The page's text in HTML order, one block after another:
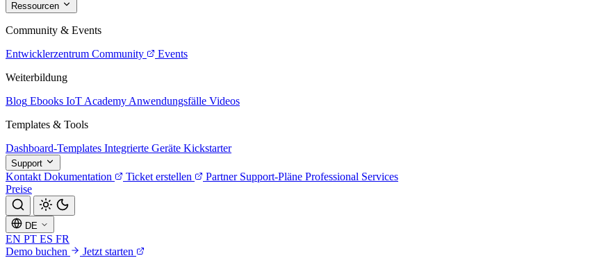
Ressourcen
Community & Events
Entwicklerzentrum Community
Events
Weiterbildung
Blog Ebooks IoT Academy Anwendungsfälle Videos
Templates & Tools
Dashboard-Templates Integrierte Geräte Kickstarter
Support
Kontakt Dokumentation Ticket erstellen Partner Support-Pläne Professional Services
Preise
DE
EN PT ES FR
Demo buchen
Jetzt starten